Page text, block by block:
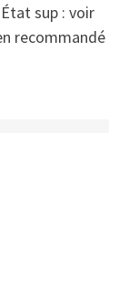
sup : voir
recommandé